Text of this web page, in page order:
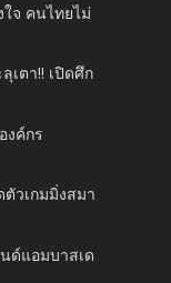
จ คนไทยไม่
เตา!! เปิดศึก
งค์กร
ตัวเกมมิ่งสมา
ด์แอมบาสเด